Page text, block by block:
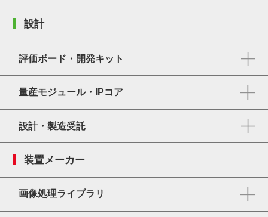
設計
評価ボード・開発キット
量産モジュール・IPコア
設計・製造受託
装置メーカー
画像処理ライブラリ